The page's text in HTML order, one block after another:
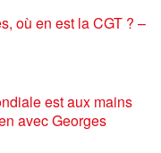
où en est la CGT ? –
est aux mains
avec Georges